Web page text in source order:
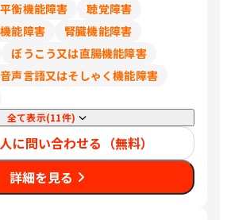
丁目16-3 （SAISHOビル2階） 千葉
葉市中央区問屋町1-35 （千葉ポー
3-1 Face13階 （ご予約制） 千葉県
市おおたかの森西1-2-3 （アゼリア
ス9階） 東京都豊島区西池袋1-11-1
トロポリタンプラザビル11階） 東
新宿区西新宿3-6-11 （西新宿KSビ
） 東京都港区南青山2-26-1 （D－
南青山1階） 東京都立川市曙
37-7 （コアシティ立川1F） 神奈川
浜市西区みなとみらい3-7-1
平衡機能障害
聴覚障害
能障害
腎臓機能障害
ぼうこう又は直腸機能障害
音声言語又はそしゃく機能障害
全て表示(11件)
に問い合わせる（無料）
詳細を見る